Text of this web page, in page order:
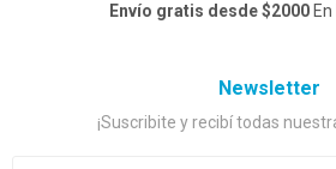
Envío gratis desde $2000En
Newsletter
¡Suscribite y recibí todas